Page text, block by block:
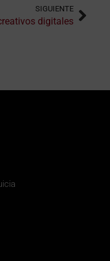
SIGUIENTE
digitales